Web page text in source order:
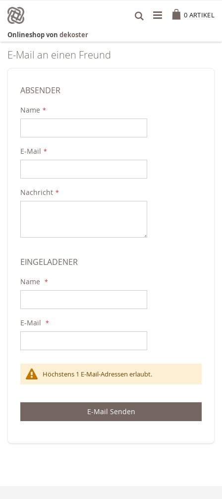
Inhalt
springen
0 ARTIKEL
Onlineshop von dekoster
E-Mail an einen Freund
ABSENDER
Name
E-Mail
Nachricht
EINGELADENER
Name
E-Mail
Höchstens 1 E-Mail-Adressen erlaubt.
E-Mail Senden